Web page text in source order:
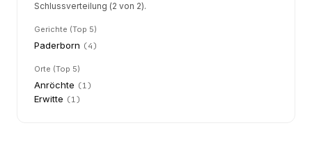
Schlussverteilung (2 von 2).
Gerichte (Top 5)
Paderborn (4)
Orte (Top 5)
Anröchte (1)
Erwitte (1)